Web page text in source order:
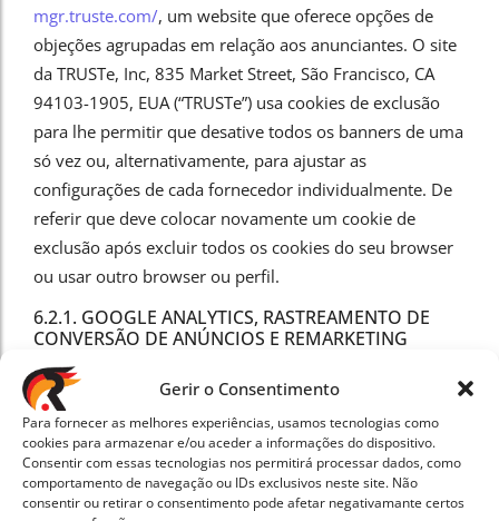
Gerir o Consentimento
Para fornecer as melhores experiências, usamos tecnologias como
cookies para armazenar e/ou aceder a informações do dispositivo.
Consentir com essas tecnologias nos permitirá processar dados, como
comportamento de navegação ou IDs exclusivos neste site. Não
consentir ou retirar o consentimento pode afetar negativamante certos
mgr.truste.com/, um website que oferece opções de
objeções agrupadas em relação aos anunciantes. O site
da TRUSTe, Inc, 835 Market Street, São Francisco, CA
94103-1905, EUA (“TRUSTe”) usa cookies de exclusão
para lhe permitir que desative todos os banners de uma
só vez ou, alternativamente, para ajustar as
configurações de cada fornecedor individualmente. De
referir que deve colocar novamente um cookie de
exclusão após excluir todos os cookies do seu browser
ou usar outro browser ou perfil.
6.2.1. GOOGLE ANALYTICS, RASTREAMENTO DE
CONVERSÃO DE ANÚNCIOS E REMARKETING
O nosso website usa o Google Analytics, um service de
análise web da Google Ireland Limited, Gordon House,
Barrow Street, Dublin 4, Irland (“Google“).
Adicionalmente, o nosso website utiliza Google Ads e
faz o rastreamento de conversões pelo Google Tag